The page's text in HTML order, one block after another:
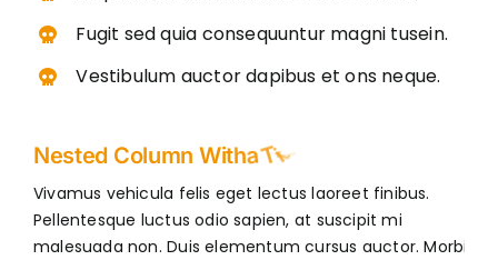
Fugit sed quia consequuntur magni tusein.
Vestibulum auctor dapibus et ons neque.
Vivamus vehicula felis eget lectus laoreet finibus.
Pellentesque luctus odio sapien, at suscipit mi
malesuada non. Duis elementum cursus auctor. Morbi